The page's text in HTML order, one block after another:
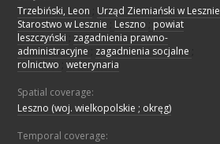
Trzebiński, Leon
Urząd Ziemiański w Lesznie
Starostwo w Lesznie
Leszno
powiat
leszczyński
zagadnienia prawno-
administracyjne
zagadnienia socjalne
rolnictwo weterynaria
Spatial coverage:
Leszno (woj. wielkopolskie ; okręg)
Temporal coverage: